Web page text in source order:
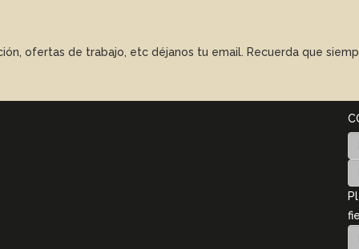
ofertas de trabajo, etc déjanos tu email. Recuerda que